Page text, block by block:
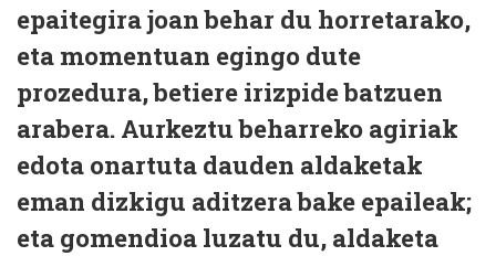
epaitegira joan behar du horretarako,
eta momentuan egingo dute
prozedura, betiere irizpide batzuen
arabera. Aurkeztu beharreko agiriak
edota onartuta dauden aldaketak
eman dizkigu aditzera bake epaileak;
eta gomendioa luzatu du, aldaketa